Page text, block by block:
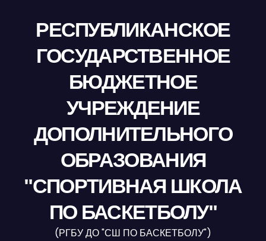
РЕСПУБЛИКАНСКОЕ
ГОСУДАРСТВЕННОЕ
БЮДЖЕТНОЕ
УЧРЕЖДЕНИЕ
ДОПОЛНИТЕЛЬНОГО
ОБРАЗОВАНИЯ
"СПОРТИВНАЯ ШКОЛА
ПО БАСКЕТБОЛУ"
(РГБУ ДО "СШ ПО БАСКЕТБОЛУ")